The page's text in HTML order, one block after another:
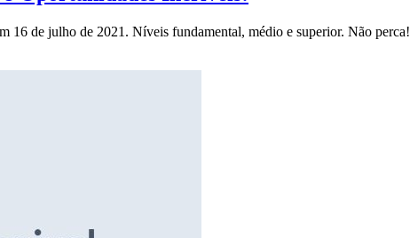
16 de julho de 2021. Níveis fundamental, médio e superior. Não perca!